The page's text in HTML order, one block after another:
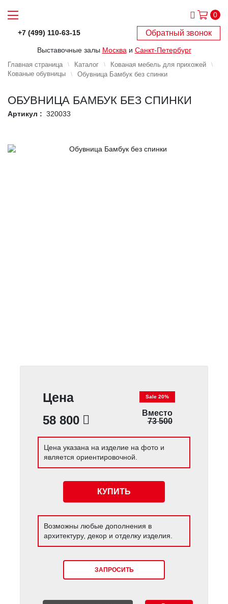
0
+7 (499) 110-63-15 Обратный звонок
Выставочные залы Москва и Санкт-Петербург
Главная страница Каталог
Кованая мебель для прихожей
Кованые обувницы
Обувница Бамбук без спинки
ОБУВНИЦА БАМБУК БЕЗ СПИНКИ
Артикул : 320033
Цена
58 800
Sale 20%
Вместо
73 500
Цена указана на изделие на фото и
является ориентировочной.
КУПИТЬ
Возможны любые дополнения в
архитектуру, декор и отделку изделия.
ЗАПРОСИТЬ